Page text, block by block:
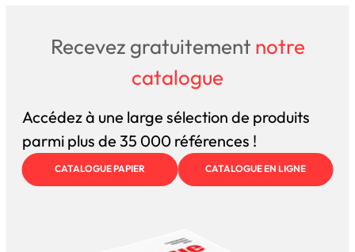
Recevez gratuitement notre
catalogue
Accédez à une large sélection de produits
parmi plus de 35 000 références !
CATALOGUE PAPIER CATALOGUE EN LIGNE